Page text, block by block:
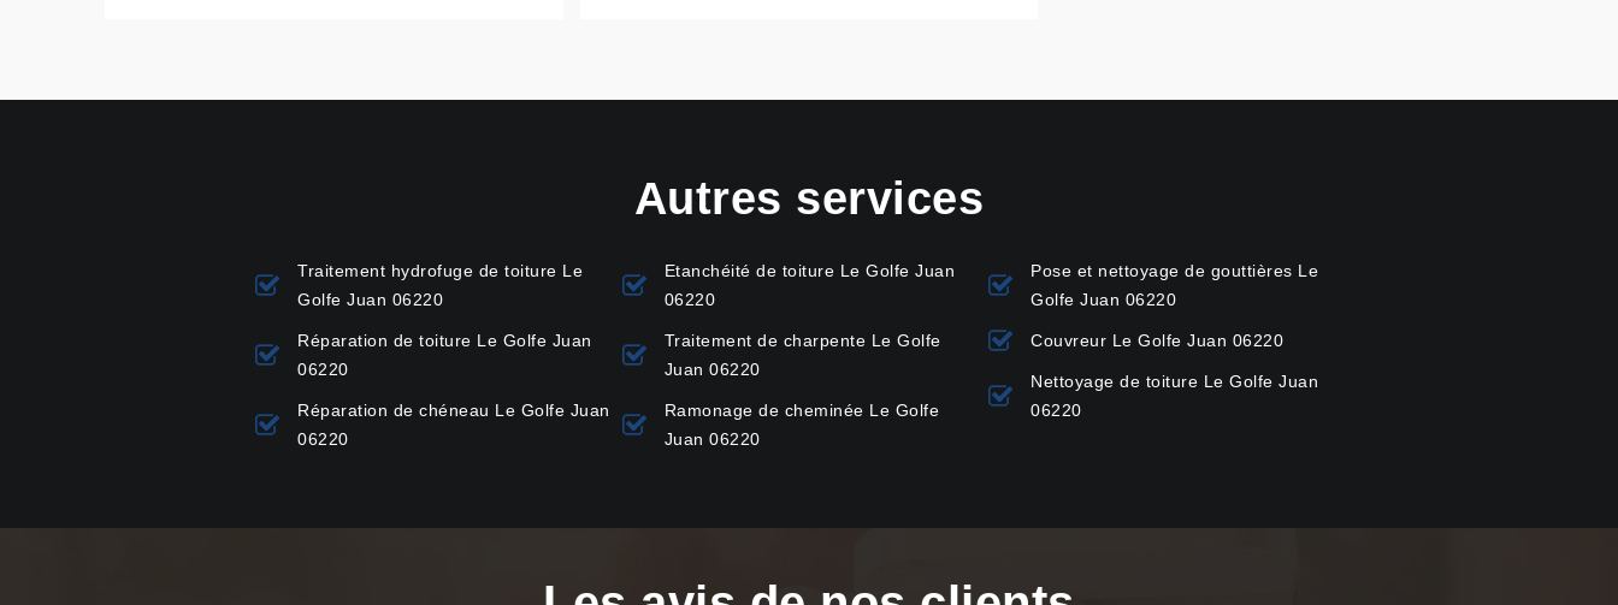
Autres services
Traitement hydrofuge de toiture Le
Golfe Juan 06220
Réparation de toiture Le Golfe Juan
06220
Réparation de chéneau Le Golfe Juan
06220
Etanchéité de toiture Le Golfe Juan
06220
Traitement de charpente Le Golfe
Juan 06220
Ramonage de cheminée Le Golfe
Juan 06220
Pose et nettoyage de gouttières Le
Golfe Juan 06220
Couvreur Le Golfe Juan 06220
Nettoyage de toiture Le Golfe Juan
06220